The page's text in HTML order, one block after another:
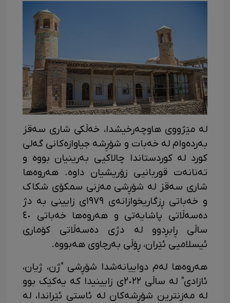
لە مێژووی هاوچەرخیشدا، خەڵکی شاری سەقز
بەردەوام لە خەبات و شۆڕشە جیاوازەکانی گەلی
کورد لە کوردستاندا چالاکیی بەرینیان بووە و
تەنانەت قوربانیی زۆریشیان داوە. هەروەها
شاری سەقز لە شۆڕشی مەزنی سمکۆی شکاک
و خەباتی ڕزگاریخوازانەی ١٩٧٩ی زایینی بە دژ
دەسەڵاتی پاشایەتی و هەروەها خەباتی ٤٠
ساڵی ڕابڕدوو لە دژی دەسەڵاتی کۆماری
ئیسلامیی ئێران، ڕۆڵی بەرچاوی هەبووە.
هەروەها لەم دواییانەشدا شۆڕشی "ژن، ژیان،
ئازادی" لە ساڵی ٢٠٢٢ی زایینیدا کە یەکێک بوو
لە مەزنترین شۆڕشەکان لە ئاستی ئێراندا، لە